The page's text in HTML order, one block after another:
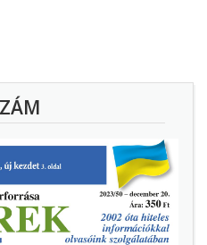
hogy néhány héttel
írott történelmét, a helyi
gyakorlatilag